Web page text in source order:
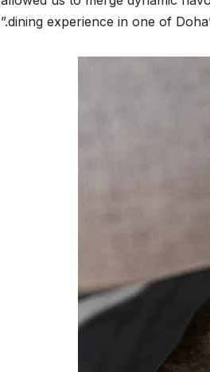
dining experience in one of